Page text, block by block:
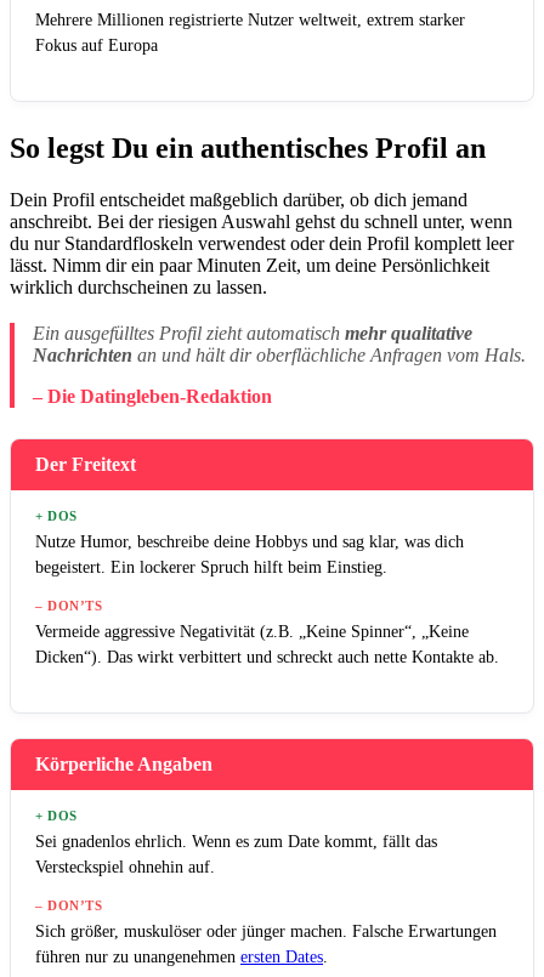
Mehrere Millionen registrierte Nutzer weltweit, extrem starker
Fokus auf Europa
So legst Du ein authentisches Profil an
Dein Profil entscheidet maßgeblich darüber, ob dich jemand
anschreibt. Bei der riesigen Auswahl gehst du schnell unter, wenn
du nur Standardfloskeln verwendest oder dein Profil komplett leer
lässt. Nimm dir ein paar Minuten Zeit, um deine Persönlichkeit
wirklich durchscheinen zu lassen.
Ein ausgefülltes Profil zieht automatisch mehr qualitative
Nachrichten an und hält dir oberflächliche Anfragen vom Hals.
– Die Datingleben-Redaktion
Der Freitext
+ DOS
Nutze Humor, beschreibe deine Hobbys und sag klar, was dich
begeistert. Ein lockerer Spruch hilft beim Einstieg.
– DON’TS
Vermeide aggressive Negativität (z.B. „Keine Spinner“, „Keine
Dicken“). Das wirkt verbittert und schreckt auch nette Kontakte ab.
Körperliche Angaben
+ DOS
Sei gnadenlos ehrlich. Wenn es zum Date kommt, fällt das
Versteckspiel ohnehin auf.
– DON’TS
Sich größer, muskulöser oder jünger machen. Falsche Erwartungen
führen nur zu unangenehmen ersten Dates